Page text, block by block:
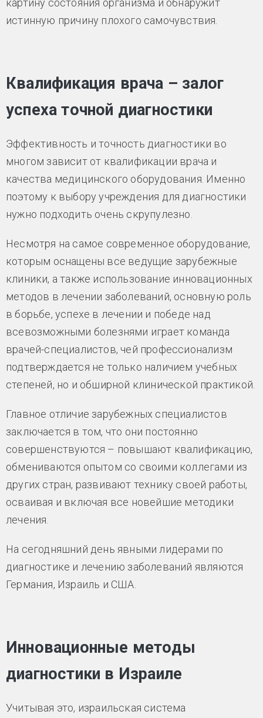
картину состояния организма и обнаружит
истинную причину плохого самочувствия.
Квалификация врача – залог
успеха точной диагностики
Эффективность и точность диагностики во
многом зависит от квалификации врача и
качества медицинского оборудования. Именно
поэтому к выбору учреждения для диагностики
нужно подходить очень скрупулезно.
Несмотря на самое современное оборудование,
которым оснащены все ведущие зарубежные
клиники, а также использование инновационных
методов в лечении заболеваний, основную роль
в борьбе, успехе в лечении и победе над
всевозможными болезнями играет команда
врачей-специалистов, чей профессионализм
подтверждается не только наличием учебных
степеней, но и обширной клинической практикой.
Главное отличие зарубежных специалистов
заключается в том, что они постоянно
совершенствуются – повышают квалификацию,
обмениваются опытом со своими коллегами из
других стран, развивают технику своей работы,
осваивая и включая все новейшие методики
лечения.
На сегодняшний день явными лидерами по
диагностике и лечению заболеваний являются
Германия, Израиль и США.
Инновационные методы
диагностики в Израиле
Учитывая это, израильская система